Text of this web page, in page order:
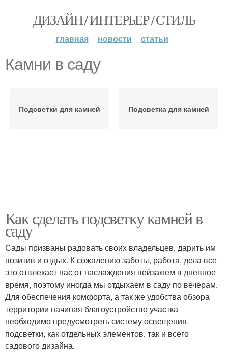
ДИЗАЙН / ИНТЕРЬЕР / СТИЛЬ
главная новости статьи
Камни в саду
Подсветки для камней Подсветка для камней
Как сделать подсветку камней в
саду
Сады призваны радовать своих владельцев, дарить им
позитив и отдых. К сожалению заботы, работа, дела все
это отвлекает нас от наслаждения пейзажем в дневное
время, поэтому иногда мы отдыхаем в саду по вечерам.
Для обеспечения комфорта, а так же удобства обзора
территории начиная благоустройство участка
необходимо предусмотреть систему освещения,
подсветки, как отдельных элементов, так и всего
садового дизайна.